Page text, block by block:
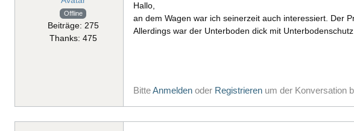
Offline
Beiträge: 275
Thanks: 475
Hallo,
an dem Wagen war ich seinerzeit auch interessiert. Der
Allerdings war der Unterboden dick mit
BitteAnmelden oder Registrieren um der Konversation